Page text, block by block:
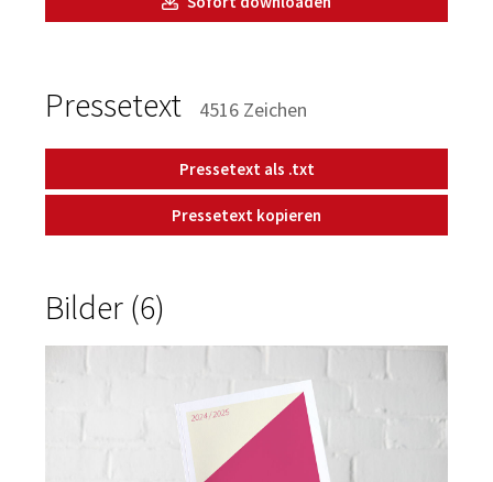
Pressetext 4516 Zeichen
Pressetext als .txt
Pressetext kopieren
Bilder (6)